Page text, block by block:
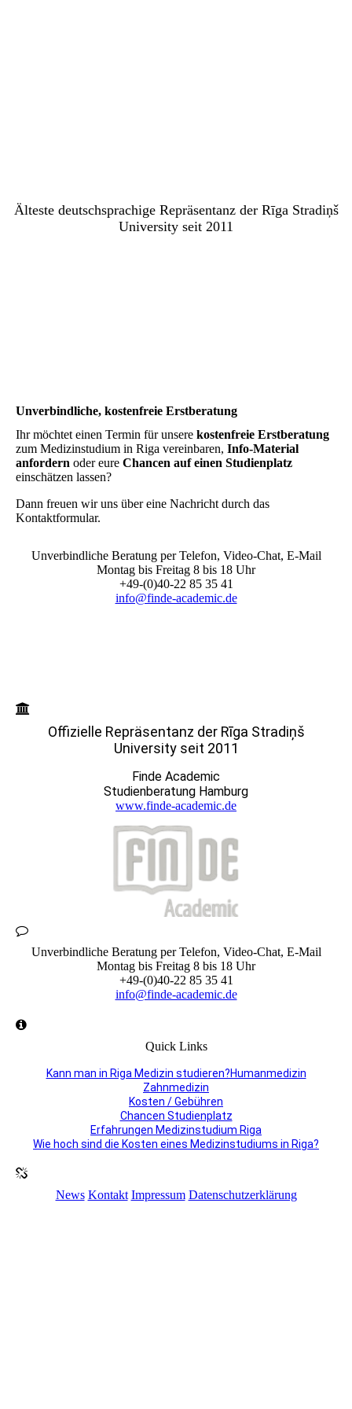
Älteste deutschsprachige Repräsentanz der Rīga Stradiņš
University seit 2011
Unverbindliche, kostenfreie Erstberatung
Ihr möchtet einen Termin für unsere kostenfreie Erstberatung
zum Medizinstudium in Riga vereinbaren, Info-Material
anfordern oder eure Chancen auf einen Studienplatz
einschätzen lassen?
Dann freuen wir uns über eine Nachricht durch das
Kontaktformular.
Unverbindliche Beratung per Telefon, Video-Chat, E-Mail
Montag bis Freitag 8 bis 18 Uhr
+49-(0)40-22 85 35 41
info@finde-academic.de
Offizielle Repräsentanz der Rīga Stradiņš
University seit 2011
Finde Academic
Studienberatung Hamburg
www.finde-academic.de
Unverbindliche Beratung per Telefon, Video-Chat, E-Mail
Montag bis Freitag 8 bis 18 Uhr
+49-(0)40-22 85 35 41
info@finde-academic.de
Quick Links
Kann man in Riga Medizin studieren?Humanmedizin
Zahnmedizin
Kosten / Gebühren
Chancen Studienplatz
Erfahrungen Medizinstudium Riga
Wie hoch sind die Kosten eines Medizinstudiums in Riga?
News Kontakt Impressum Datenschutzerklärung